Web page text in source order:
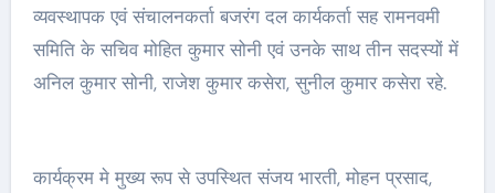
व्यवस्थापक एवं संचालनकर्ता बजरंग दल कार्यकर्ता सह रामनवमी
समिति के सचिव मोहित कुमार सोनी एवं उनके साथ तीन सदस्यों में
अनिल कुमार सोनी, राजेश कुमार कसेरा, सुनील कुमार कसेरा रहे.
कार्यक्रम मे मुख्य रूप से उपस्थित संजय भारती, मोहन प्रसाद,